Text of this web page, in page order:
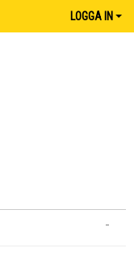
LOGGA IN
-